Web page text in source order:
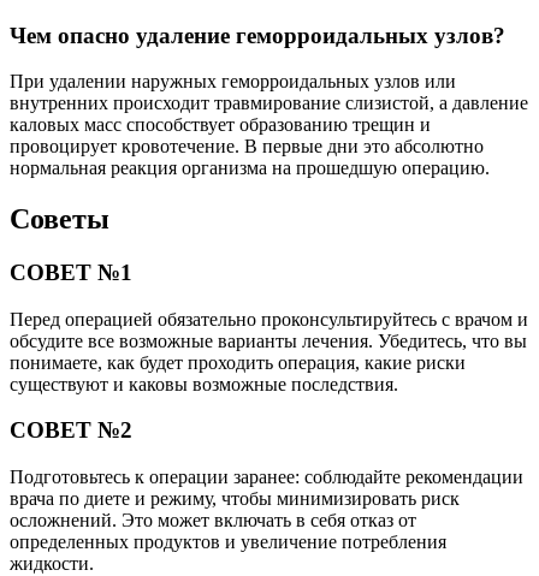
Чем опасно удаление геморроидальных узлов?
При удалении наружных геморроидальных узлов или
внутренних происходит травмирование слизистой, а давление
каловых масс способствует образованию трещин и
провоцирует кровотечение. В первые дни это абсолютно
нормальная реакция организма на прошедшую операцию.
Советы
СОВЕТ №1
Перед операцией обязательно проконсультируйтесь с врачом и
обсудите все возможные варианты лечения. Убедитесь, что вы
понимаете, как будет проходить операция, какие риски
существуют и каковы возможные последствия.
СОВЕТ №2
Подготовьтесь к операции заранее: соблюдайте рекомендации
врача по диете и режиму, чтобы минимизировать риск
осложнений. Это может включать в себя отказ от
определенных продуктов и увеличение потребления
жидкости.